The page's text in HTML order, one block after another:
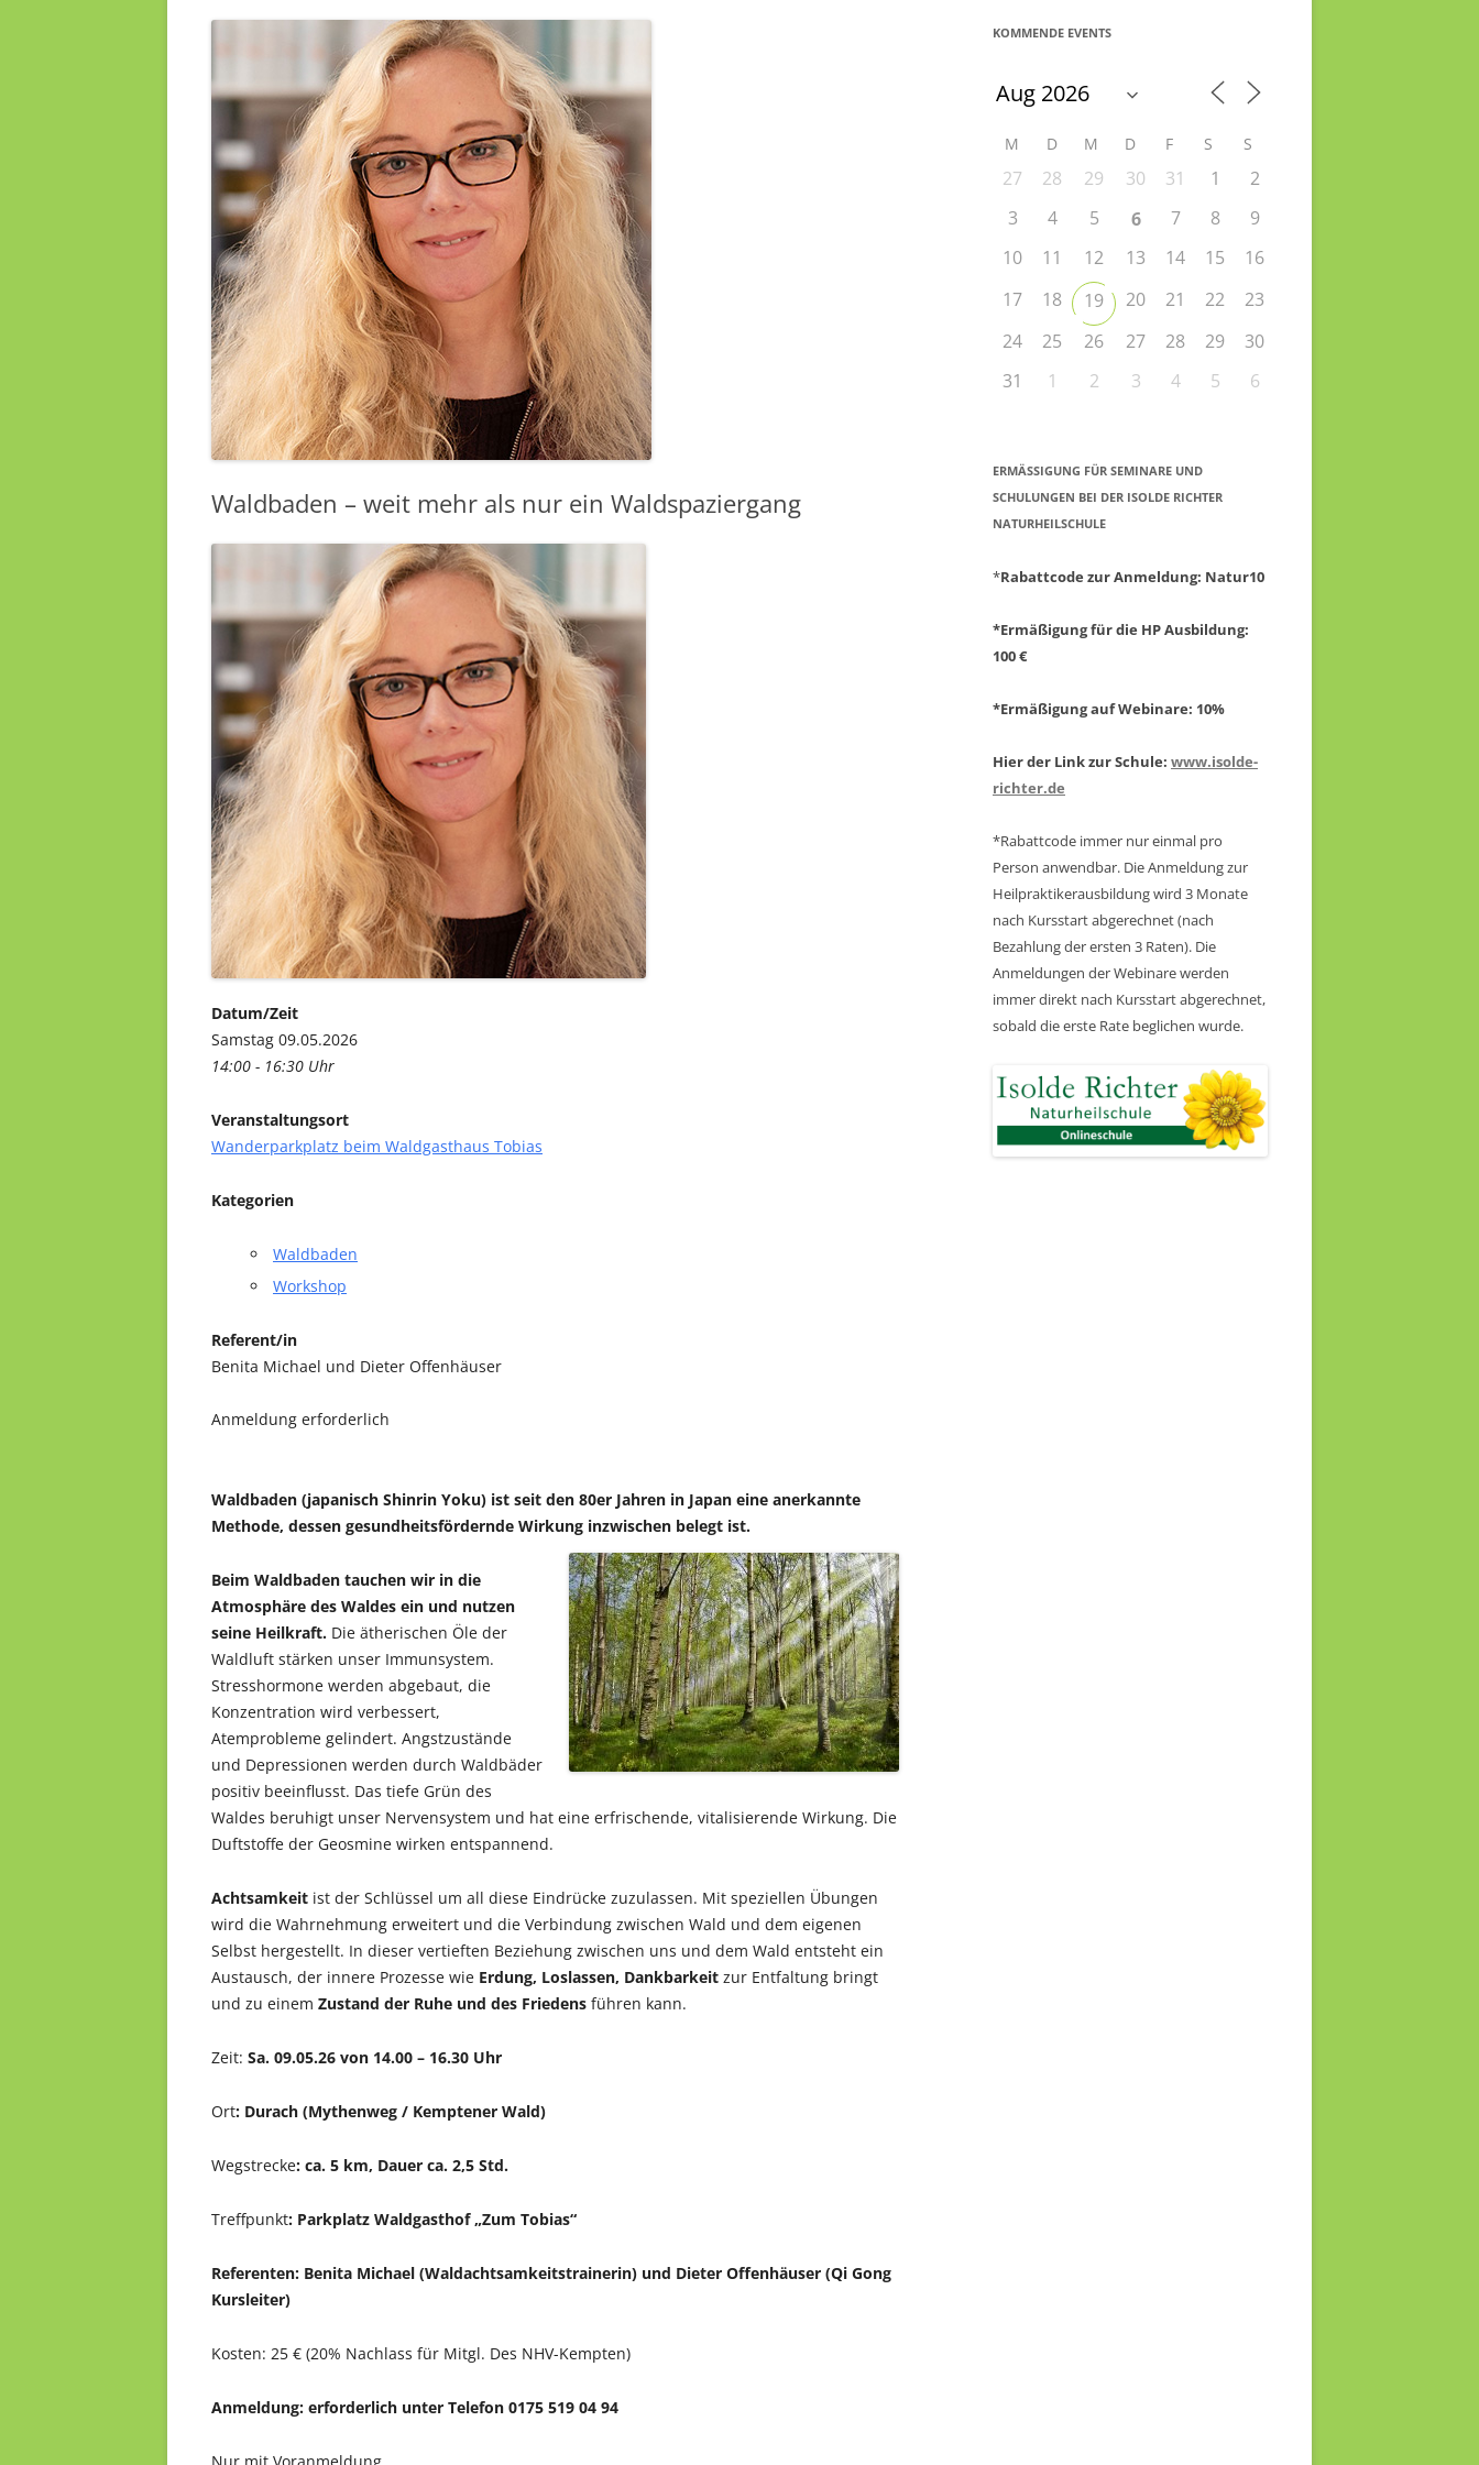
Waldbaden – weit mehr als nur ein Waldspaziergang
Datum/Zeit
Samstag 09.05.2026
14:00 - 16:30 Uhr
Veranstaltungsort
Wanderparkplatz beim Waldgasthaus Tobias
Kategorien
Waldbaden
Workshop
Referent/in
Benita Michael und Dieter Offenhäuser
Anmeldung erforderlich
Waldbaden (japanisch Shinrin Yoku) ist seit den 80er Jahren in Japan eine anerkannte
Methode, dessen gesundheitsfördernde Wirkung inzwischen belegt ist.
Beim Waldbaden tauchen wir in die
Atmosphäre des Waldes ein und nutzen
seine Heilkraft. Die ätherischen Öle der
Waldluft stärken unser Immunsystem.
Stresshormone werden abgebaut, die
Konzentration wird verbessert,
Atemprobleme gelindert. Angstzustände
und Depressionen werden durch Waldbäder
positiv beeinflusst. Das tiefe Grün des
Waldes beruhigt unser Nervensystem und hat eine erfrischende, vitalisierende Wirkung. Die
Duftstoffe der Geosmine wirken entspannend.
Achtsamkeit ist der Schlüssel um all diese Eindrücke zuzulassen. Mit speziellen Übungen
wird die Wahrnehmung erweitert und die Verbindung zwischen Wald und dem eigenen
Selbst hergestellt. In dieser vertieften Beziehung zwischen uns und dem Wald entsteht ein
Austausch, der innere Prozesse wie Erdung, Loslassen, Dankbarkeit zur Entfaltung bringt
und zu einem Zustand der Ruhe und des Friedens führen kann.
Zeit: Sa. 09.05.26 von 14.00 – 16.30 Uhr
Ort: Durach (Mythenweg / Kemptener Wald)
Wegstrecke: ca. 5 km, Dauer ca. 2,5 Std.
Treffpunkt: Parkplatz Waldgasthof „Zum Tobias“
Referenten: Benita Michael (Waldachtsamkeitstrainerin) und Dieter Offenhäuser (Qi Gong
Kursleiter)
Kosten: 25 € (20% Nachlass für Mitgl. Des NHV-Kempten)
Anmeldung: erforderlich unter Telefon 0175 519 04 94
KOMMENDE EVENTS
M D M D F S S
27 28 29 30 31 1
2
3
4 5 6 7 8
9
10
11 12 13 14 15
16
17
18 19 20 21 22
23
24
25 26 27 28 29
30
31
1 2 3 4 5 6
ERMÄSSIGUNG FÜR SEMINARE UND S
CHULUNGEN BEI DER ISOLDE RICHTER N
ATURHEILSCHULE
*Rabattcode zur Anmeldung: Natur10
*Ermäßigung für die HP Ausbildung:
100 €
*Ermäßigung auf Webinare: 10%
Hier der Link zur Schule: www.isolde-
richter.de
*Rabattcode immer nur einmal pro
Person anwendbar. Die Anmeldung zur
Heilpraktikerausbildung wird 3 Monate
nach Kursstart abgerechnet(nach
Bezahlung der ersten 3 Raten). Die
Anmeldungen der Webinare werden
immer direkt nach Kursstart abgerechnet,
sobald die erste Rate beglichen wurde.